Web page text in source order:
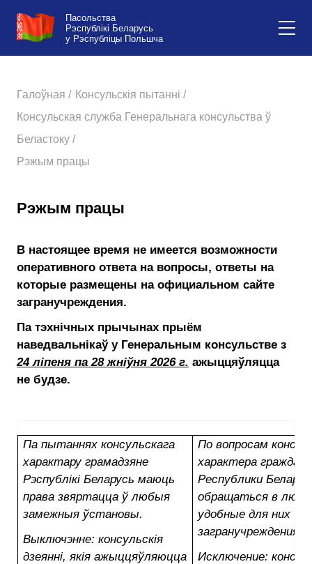
Пасольства
Рэспублікі Беларусь
у Рэспубліцы Польшча
Галоўная / Консульскія пытанні /
Консульская служба Генеральнага консульства ў
Беластоку /
Рэжым працы
Рэжым працы
В настоящее время не имеется возможности
оперативного ответа на вопросы, ответы на
которые размещены на официальном сайте
загранучреждения.
Па тэхнічных прычынах прыём
наведвальнікаў у Генеральным консульстве з
24 ліпеня па 28 жніўня 2026 г. ажыццяўляцца
не будзе.
Па пытаннях консульскага
характару грамадзяне
Рэспублікі Беларусь маюць
права звяртацца ў любыя
замежныя ўстановы.
Выключэнне: консульскія
дзеянні, якія ажыццяўляюцца
По вопросам
характера граждане
Республики
обращаться в
удобные для них
загранучреждения.
Исключение: